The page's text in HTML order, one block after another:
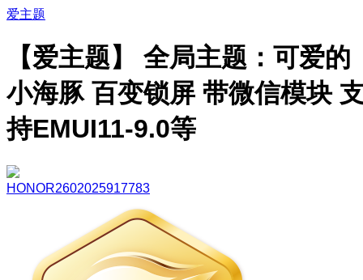
爱主题
【爱主题】 全局主题：可爱的
小海豚 百变锁屏 带微信模块
持EMUI11-9.0等
HONOR2602025917783